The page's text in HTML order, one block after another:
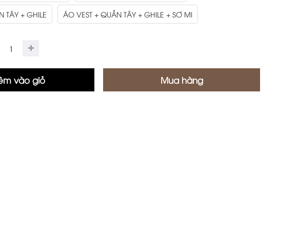
TÂY + GHILE ÁO VEST + QUẦN TÂY + GHILE + SƠ MI